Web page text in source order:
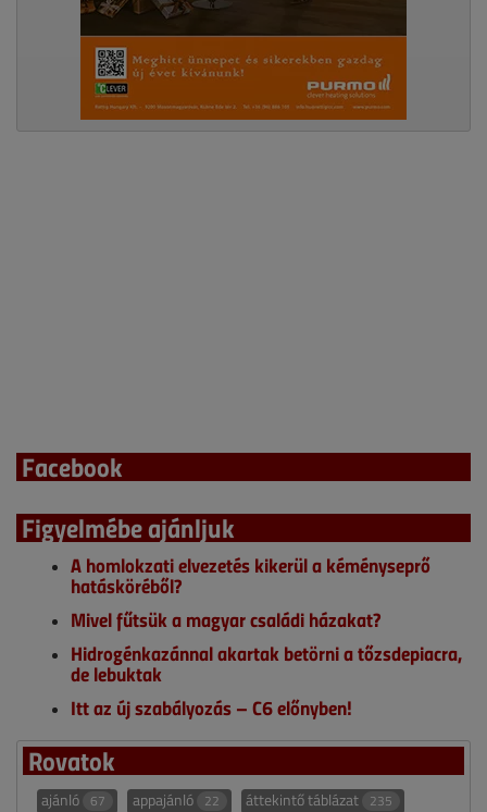
Facebook
Figyelmébe ajánljuk
A homlokzati elvezetés kikerül a kéményseprő
hatásköréből?
Mivel fűtsük a magyar családi házakat?
Hidrogénkazánnal akartak betörni a tőzsdepiacra,
de lebuktak
Itt az új szabályozás – C6 előnyben!
Rovatok
ajánló 67 appajánló 22 áttekintő táblázat 235